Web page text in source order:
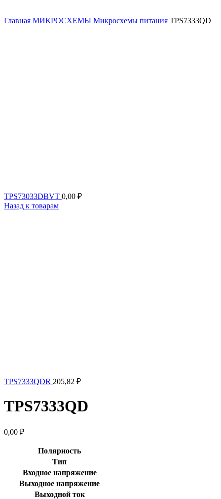
Главная МИКРОСХЕМЫ Микросхемы питания TPS7333QD
TPS73033DBVT 0,00 ₽
Назад к товарам
TPS7333QDR 205,82 ₽
TPS7333QD
0,00 ₽
Полярность
Тип
Входное напряжение
Выходное напряжение
Выходной ток